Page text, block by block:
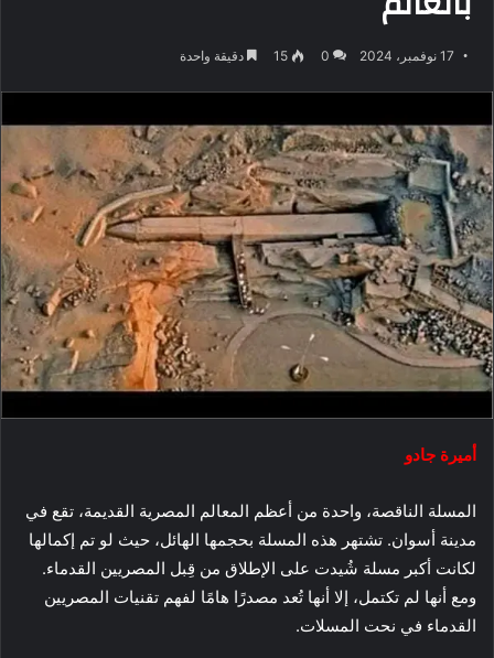
17 نوفمبر، 2024 0
15 دقيقة واحدة
أميرة جادو
المسلة الناقصة، واحدة من أعظم المعالم المصرية القديمة، تقع في
مدينة أسوان. تشتهر هذه المسلة بحجمها الهائل، حيث لو تم إكمالها
لكانت أكبر مسلة شُيدت على الإطلاق من قِبل المصريين القدماء.
ومع أنها لم تكتمل، إلا أنها تُعد مصدرًا هامًا لفهم تقنيات المصريين
القدماء في نحت المسلات.